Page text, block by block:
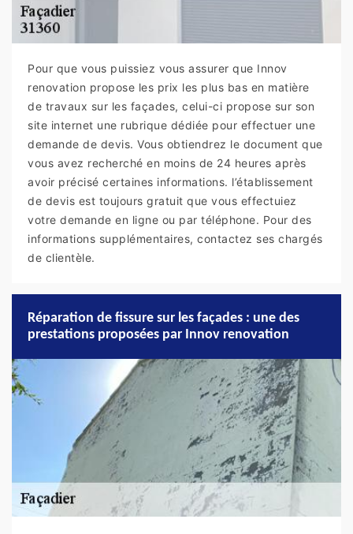
Pour que vous puissiez vous assurer que Innov
renovation propose les prix les plus bas en matière
de travaux sur les façades, celui-ci propose sur son
site internet une rubrique dédiée pour effectuer une
demande de devis. Vous obtiendrez le document que
vous avez recherché en moins de 24 heures après
avoir précisé certaines informations. l’établissement
de devis est toujours gratuit que vous effectuiez
votre demande en ligne ou par téléphone. Pour des
informations supplémentaires, contactez ses chargés
de clientèle.
Réparation de fissure sur les façades : une des
prestations proposées par Innov renovation